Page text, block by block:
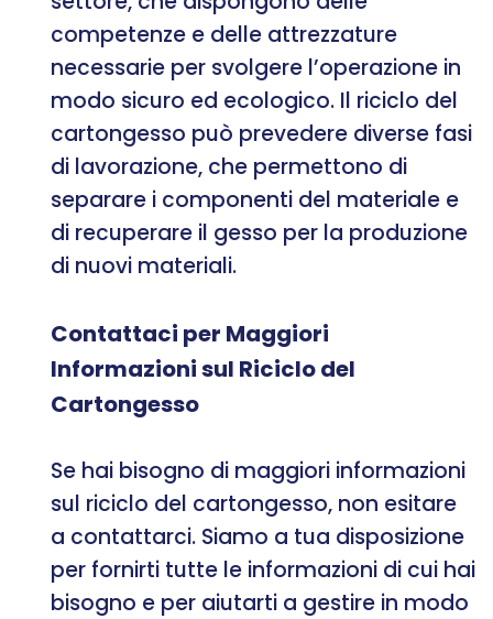
competenze e delle attrezzature
necessarie per svolgere l’operazione in
modo sicuro ed ecologico. Il riciclo del
cartongesso può prevedere diverse fasi
di lavorazione, che permettono di
separare i componenti del materiale e
di recuperare il gesso per la produzione
di nuovi materiali.
Contattaci per Maggiori
Informazioni sul Riciclo del
Cartongesso
Se hai bisogno di maggiori informazioni
sul riciclo del cartongesso, non esitare
a contattarci. Siamo a tua disposizione
per fornirti tutte le informazioni di cui hai
bisogno e per aiutarti a gestire in modo